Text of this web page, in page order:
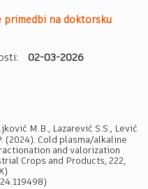
primedbi na doktorsku
02-03-2026
M.B., Lazarević S.S., Lević
(2024). Cold plasma/alkaline
and valorization
Crops and Products, 222,